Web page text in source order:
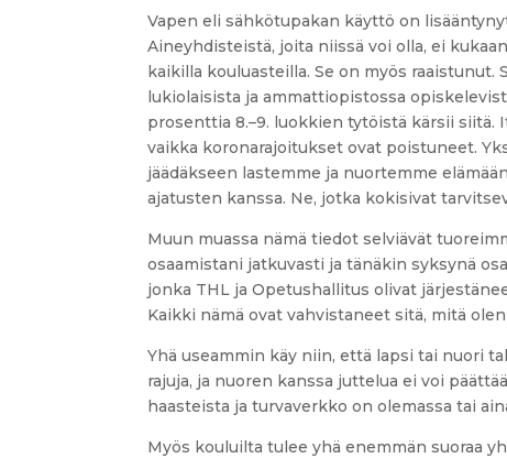
Vapen eli sähkötupakan käyttö on
Aineyhdisteistä, joita niissä voi olla, ei
kaikilla kouluasteilla. Se on myös
lukiolaisista ja ammattiopistossa
prosenttia 8.–9. luokkien tytöistä kärsii siitä.
vaikka koronarajoitukset ovat poistuneet.
jäädäkseen lastemme ja nuortemme
ajatusten kanssa. Ne, jotka kokisivat
Muun muassa nämä tiedot selviävät
osaamistani jatkuvasti ja tänäkin syksynä
jonka THL ja Opetushallitus olivat
Kaikki nämä ovat vahvistaneet sitä, mitä
Yhä useammin käy niin, että lapsi tai nuori
rajuja, ja nuoren kanssa juttelua ei voi
haasteista ja turvaverkko on olemassa tai
Myös kouluilta tulee yhä enemmän suoraa